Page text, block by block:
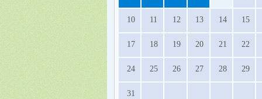
10 11 12 13 14 15
17 18 19 20 21 22
24 25 26 27 28 29
31